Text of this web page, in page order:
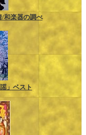
和楽器の調べ
」ベスト